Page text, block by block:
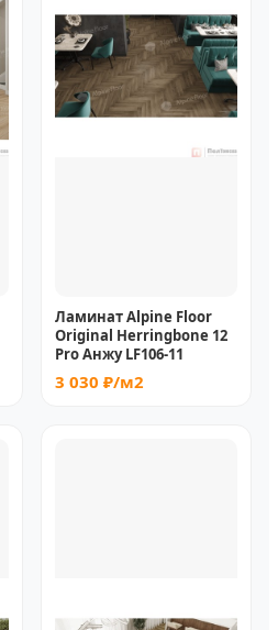
Ламинат Alpine Floor
Original Herringbone 12
Pro Анжу LF106-11
3 030 ₽/м2